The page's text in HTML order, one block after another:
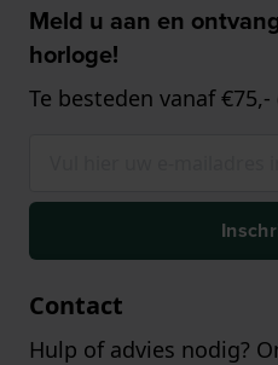
Meld u aan en
horloge!
Te besteden vanaf
Contact
Hulp of advies nodig?